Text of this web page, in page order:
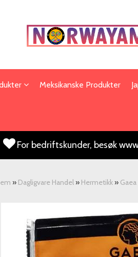
Meksikanske Produkter
For bedriftskunder, besøk
» Dagligvare Handel» Hermetikk»